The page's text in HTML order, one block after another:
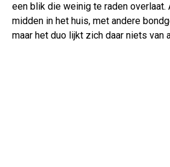
een blik die weinig te raden overlaat.
midden in het huis, met andere
maar het duo lijkt zich daar niets van